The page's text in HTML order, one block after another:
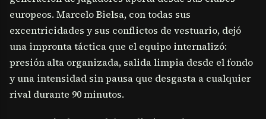
europeos. Marcelo Bielsa, con todas sus
excentricidades y sus conflictos de vestuario, dejó
una impronta táctica que el equipo internalizó:
presión alta organizada, salida limpia desde el fondo
y una intensidad sin pausa que desgasta a cualquier
rival durante 90 minutos.